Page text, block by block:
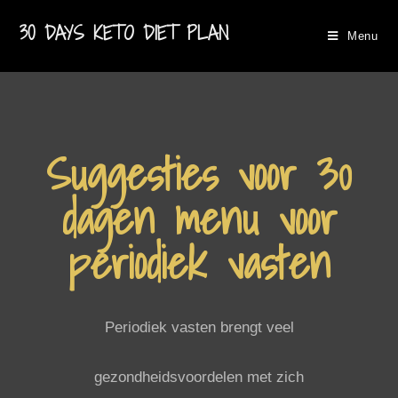
30 DAYS KETO DIET PLAN Menu
Suggesties voor 30
dagen menu voor
periodiek vasten
Periodiek vasten brengt veel
gezondheidsvoordelen met zich